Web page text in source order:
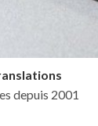
depuis 2001